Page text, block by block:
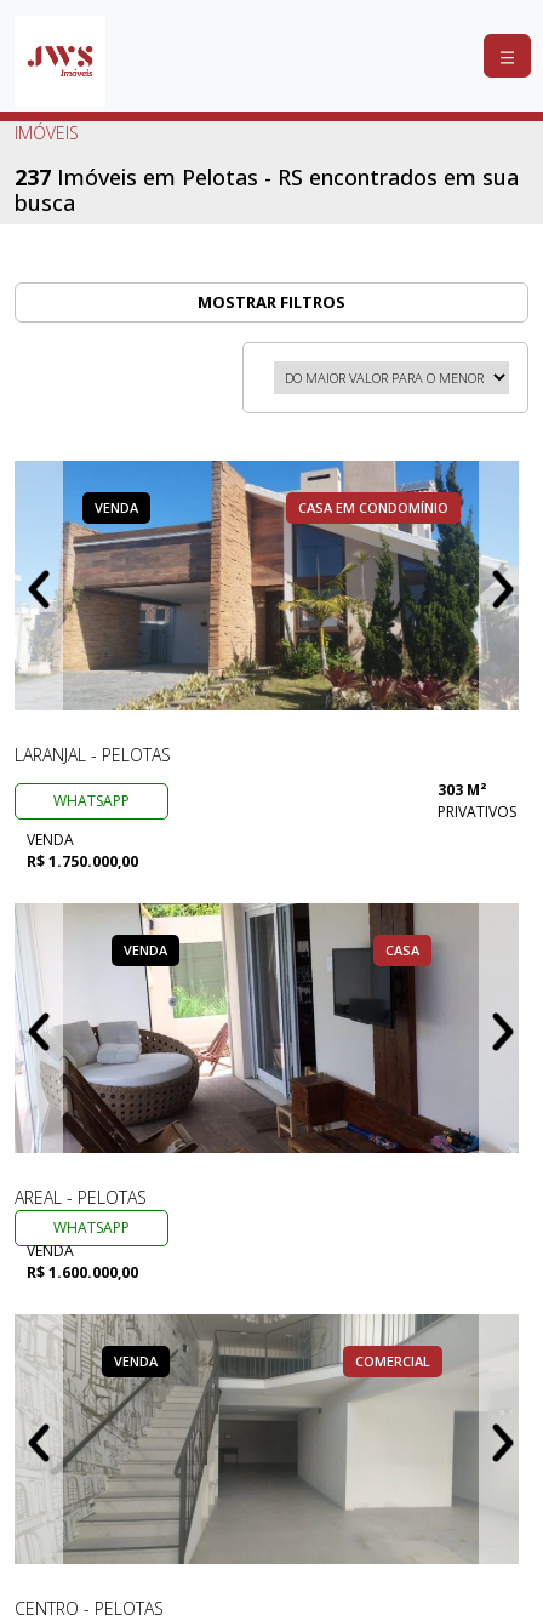
COMPRAR
LANÇAMENTOS
IMÓVEIS
237 Imóveis em Pelotas - RS encontrados em sua
busca
MOSTRAR FILTROS
VENDA CASA EM CONDOMÍNIO
LARANJAL - PELOTAS
WHATSAPP
303 M²
PRIVATIVOS
VENDA
R$ 1.750.000,00
VENDA CASA
AREAL - PELOTAS
WHATSAPP
VENDA
R$ 1.600.000,00
VENDA COMERCIAL
CENTRO - PELOTAS